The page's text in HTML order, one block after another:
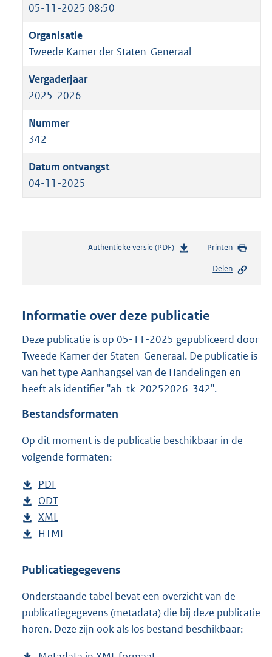
05-11-2025 08:50
Tweede Kamer der Staten-Generaal
2025-2026
342
04-11-2025
Authentieke versie (PDF)b
n
s
r
o
o
:
Printen
Delen
Informatie over deze publicatie
Deze publicatie is op 05-11-2025 gepubliceerd door
Tweede Kamer der Staten-Generaal. De publicatie is
van het type Aanhangsel van de Handelingen en
heeft als identifier "ah-tk-20252026-342".
Bestandsformaten
Op dit moment is de publicatie beschikbaar in de
volgende formaten:
D
o
w
n
o
d
p
u
PDF
e
s
t
n
s
g
r
D
o
w
l
a
d
p
ODT
s
a
d
s
g
D
o
n
o
a
d
XML
e
t
n
d
s
D
w
l
o
a
HTML
s
a
n
d
Publicatiegegevens
Onderstaande tabel bevat een overzicht van de
publicatiegegevens (metadata) die bij deze publicatie
horen. Deze zijn ook als los bestand beschikbaar: